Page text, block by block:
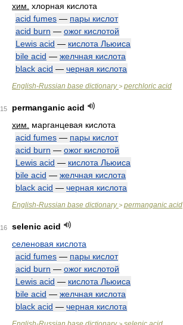
хим. хлорная кислота
acid fumes — пары кислот
acid burn — ожог кислотой
Lewis acid — кислота Льюиса
bile acid — желчная кислота
black acid — черная кислота
English-Russian base dictionary> perchloric acid
15
permanganic acid
хим.
марганцевая кислота
acid fumes — пары кислот
acid burn — ожог кислотой
Lewis acid — кислота Льюиса
bile acid — желчная кислота
black acid — черная кислота
English-Russian base dictionary> permanganic acid
16
selenic acid
селеновая кислота
acid fumes — пары кислот
acid burn — ожог кислотой
Lewis acid — кислота Льюиса
bile acid — желчная кислота
black acid — черная кислота